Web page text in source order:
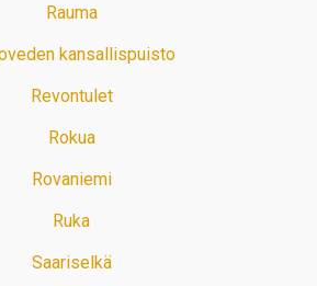
Rauma
kansallispuisto
Revontulet
Rokua
Rovaniemi
Ruka
Saariselkä